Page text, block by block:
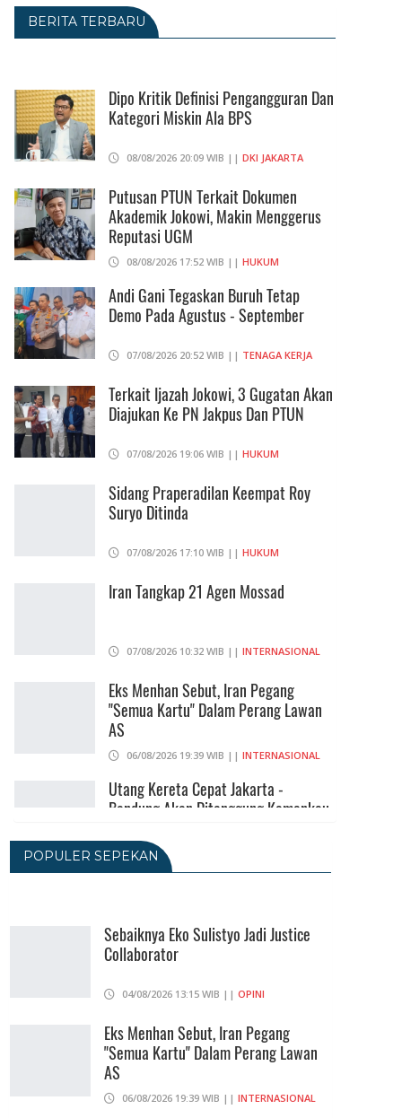
BERITA TERBARU
Dipo Kritik Definisi Pengangguran Dan
Kategori Miskin Ala BPS
08/08/2026 20:09 WIB || DKI JAKARTA
Putusan PTUN Terkait Dokumen
Akademik Jokowi, Makin Menggerus
Reputasi UGM
08/08/2026 17:52 WIB || HUKUM
Andi Gani Tegaskan Buruh Tetap
Demo Pada Agustus - September
07/08/2026 20:52 WIB || TENAGA KERJA
Terkait Ijazah Jokowi, 3 Gugatan Akan
Diajukan Ke PN Jakpus Dan PTUN
07/08/2026 19:06 WIB || HUKUM
Sidang Praperadilan Keempat Roy
Suryo Ditinda
07/08/2026 17:10 WIB || HUKUM
Iran Tangkap 21 Agen Mossad
07/08/2026 10:32 WIB || INTERNASIONAL
Eks Menhan Sebut, Iran Pegang
"Semua Kartu" Dalam Perang Lawan
AS
06/08/2026 19:39 WIB || INTERNASIONAL
Utang Kereta Cepat Jakarta -
Bandung Akan Ditanggung Kemenkeu
06/08/2026 19:02 WIB ||
Sekolah Di Jaksel
06/08/2026 17:40 WIB ||
Ditunda, Pajak Untuk Pedagang
Online Baru Diterapkan 1 November
2026
06/08/2026 14:23 WIB ||DKI JAKARTA
POPULER SEPEKAN
Sebaiknya Eko Sulistyo Jadi Justice
Collaborator
04/08/2026 13:15 WIB || OPINI
Eks Menhan Sebut, Iran Pegang
"Semua Kartu" Dalam Perang Lawan
AS
06/08/2026 19:39 WIB || INTERNASIONAL